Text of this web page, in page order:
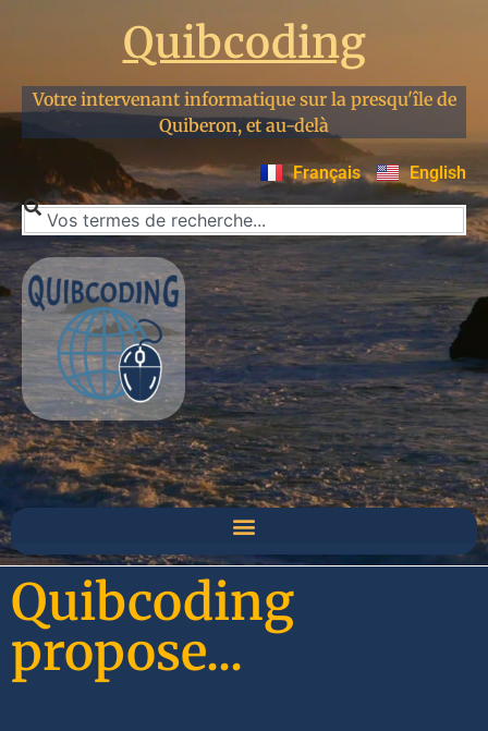
Quibcoding
Votre intervenant informatique sur la presqu'île de
Quiberon, et au-delà
Français English
Quibcoding
propose...